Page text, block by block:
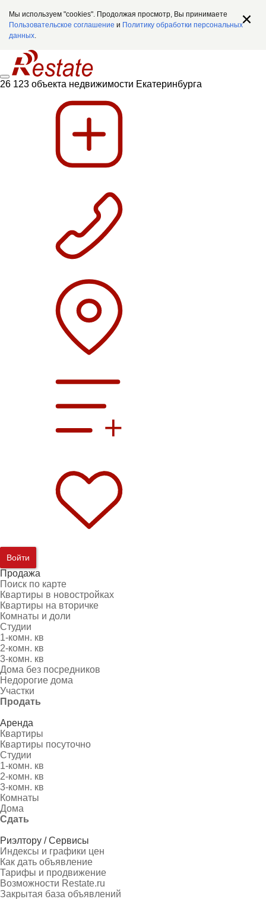
Мы используем "cookies". Продолжая просмотр, Вы принимаете
Пользовательское соглашение и Политику обработки персональных
данных.
26 123 объекта недвижимости Екатеринбурга
Войти
Продажа
Поиск по карте
Квартиры в новостройках
Квартиры на вторичке
Комнаты и доли
Студии
1-комн. кв
2-комн. кв
3-комн. кв
Дома без посредников
Недорогие дома
Участки
Продать
Аренда
Квартиры
Квартиры посуточно
Студии
1-комн. кв
2-комн. кв
3-комн. кв
Комнаты
Дома
Сдать
Риэлтору / Сервисы
Индексы и графики цен
Как дать объявление
Тарифы и продвижение
Возможности Restate.ru
Закрытая база объявлений